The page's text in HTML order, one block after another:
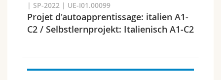
| SP-2022 | UE-I01.00099
Projet d'autoapprentissage: italien A1-
C2 / Selbstlernprojekt: Italienisch A1-C2